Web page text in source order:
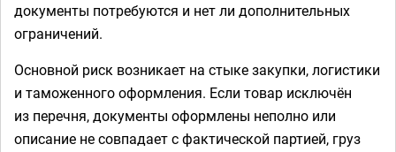
документы потребуются и нет ли дополнительных
ограничений.
Основной риск возникает на стыке закупки, логистики
и таможенного оформления. Если товар исключён
из перечня, документы оформлены неполно или
описание не совпадает с фактической партией, груз